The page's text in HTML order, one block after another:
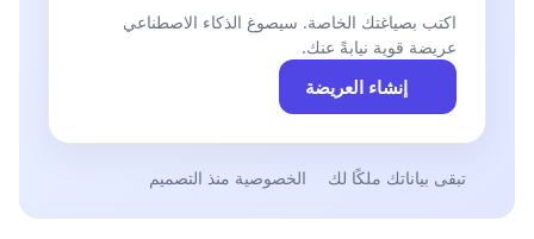
اكتب بصياغتك الخاصة. سيصوغ الذكاء الاصطناعي
عريضة قوية نيابةً عنك.
إنشاء العريضة
تبقى بياناتك ملكًا لك الخصوصية منذ التصميم